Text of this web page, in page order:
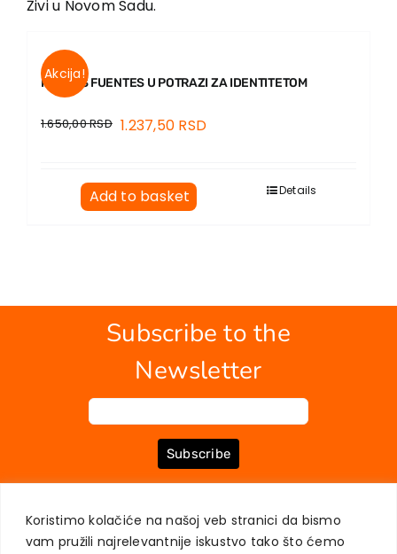
Koristimo kolačiće na našoj veb stranici da bismo
vam pružili najrelevantnije iskustvo tako što ćemo
Živi u Novom Sadu.
Akcija!
KARLOS FUENTES U POTRAZI ZA IDENTITETOM
1.650,00RSD 1.237,50 RSD
Add to basket Details
Subscribe to the
Newsletter
Subscribe
USER PRIVACY PROTECTION